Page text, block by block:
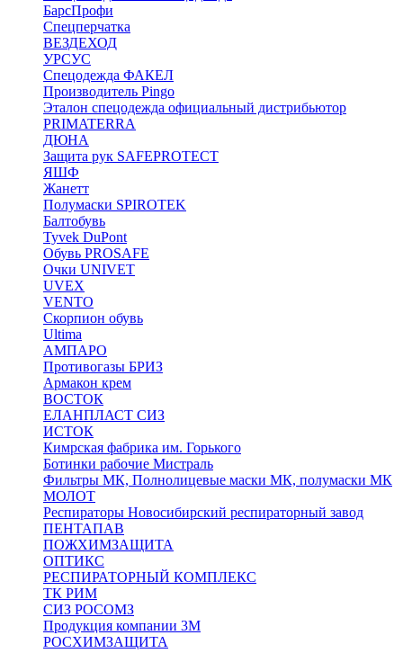
БарсПрофи
Спецперчатка
ВЕЗДЕХОД
УРСУС
Спецодежда ФАКЕЛ
Производитель Pingo
Эталон спецодежда официальный дистрибьютор
PRIMATERRA
ДЮНА
Защита рук SAFEPROTECT
ЯШФ
Жанетт
Полумаски SPIROTEK
Балтобувь
Tyvek DuPont
Обувь PROSAFE
Очки UNIVET
UVEX
VENTO
Скорпион обувь
Ultima
АМПАРО
Противогазы БРИЗ
Армакон крем
ВОСТОК
ЕЛАНПЛАСТ СИЗ
ИСТОК
Кимрская фабрика им. Горького
Ботинки рабочие Мистраль
Фильтры МК, Полнолицевые маски МК, полумаски МК
МОЛОТ
Респираторы Новосибирский респираторный завод
ПЕНТАПАВ
ПОЖХИМЗАЩИТА
ОПТИКС
РЕСПИРАТОРНЫЙ КОМПЛЕКС
ТК РИМ
СИЗ РОСОМЗ
Продукция компании 3M
РОСХИМЗАЩИТА